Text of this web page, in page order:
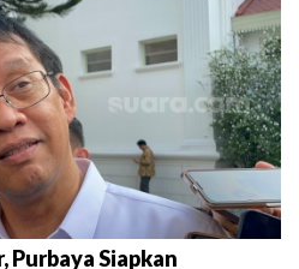
Purbaya Siapkan